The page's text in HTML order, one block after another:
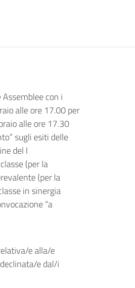
con i
alle ore 17.00 per
alle ore 17.30
sugli esiti delle
del I
(per la
(per la
in sinergia
“a
e alla/e
e dal/i